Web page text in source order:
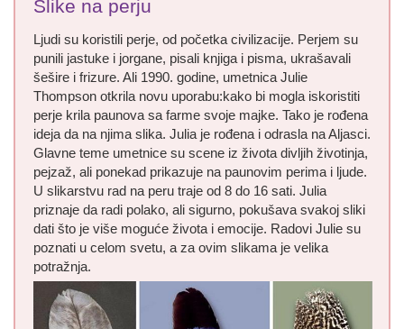
Slike na perju
Ljudi su koristili perje, od početka civilizacije. Perjem su
punili jastuke i jorgane, pisali knjiga i pisma, ukrašavali
šešire i frizure. Ali 1990. godine, umetnica Julie
Thompson otkrila novu uporabu:kako bi mogla iskoristiti
perje krila paunova sa farme svoje majke. Tako je rođena
ideja da na njima slika. Julia je rođena i odrasla na Aljasci.
Glavne teme umetnice su scene iz života divljih životinja,
pejzaž, ali ponekad prikazuje na paunovim perima i ljude.
U slikarstvu rad na peru traje od 8 do 16 sati. Julia
priznaje da radi polako, ali sigurno, pokušava svakoj sliki
dati što je više moguće života i emocije. Radovi Julie su
poznati u celom svetu, a za ovim slikama je velika
potražnja.